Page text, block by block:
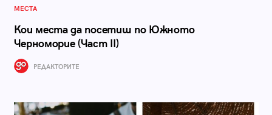
МЕСТА
Кои места да посетиш по Южното
Черноморие (Част II)
РЕДАКТОРИТЕ